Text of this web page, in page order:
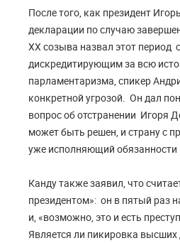
После того, как президент
декларации по случаю
ХХ созыва назвал этот период
дискредитирующим за всю
парламентаризма, спикер
конкретной угрозой. Он дал
вопрос об отстранении Игоря
может быть решен, и страну с
уже исполняющий обязанности
Канду такжезаявил, что
президентом»: он в пятый раз
и, «возможно, это и есть
Является ли пикировка